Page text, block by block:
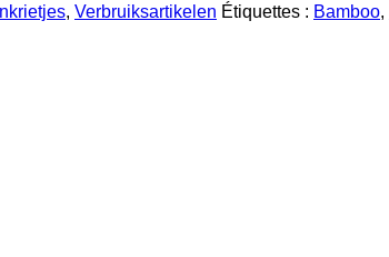
, Verbruiksartikelen Étiquettes : Bamboo,